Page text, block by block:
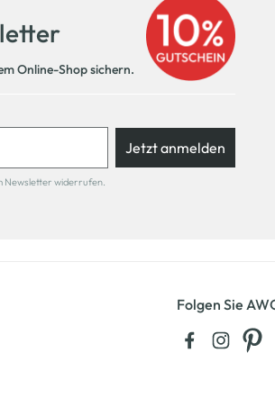
Online-Shop sichern.
Jetzt anmelden
Newsletter widerrufen.
Folgen Sie